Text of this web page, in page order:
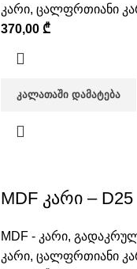
კარი,ცალფრთიანი
370,00₾
ᲙᲐᲚᲐᲗᲐᲨᲘ ᲓᲐᲛᲐᲢᲔᲑᲐ
MDF კარი – D25
MDF - კარი,
კარი,ცალფრთიანი